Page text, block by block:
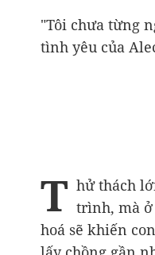
"Tôi chưa từng
tình yêu của
T hử thách
trình, mà ở
hoá sẽ khiến